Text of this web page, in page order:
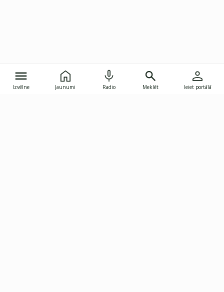
Izvēlne Jaunumi Radio Meklēt Ieiet portālā